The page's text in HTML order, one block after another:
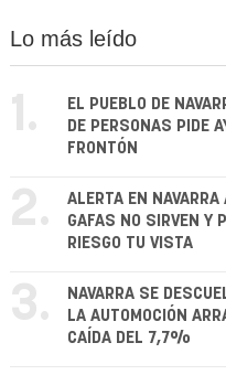
Lo más leído
1.
EL PUEBLO DE
DE PERSONAS PIDE
FRONTÓN
2.
ALERTA EN
GAFAS NO SIRVEN Y
RIESGO TU VISTA
3.
NAVARRA SE
LA AUTOMOCIÓN
CAÍDA DEL 7,7%